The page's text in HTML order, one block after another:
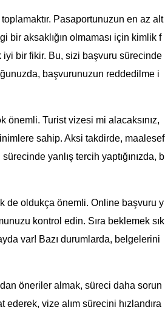
Pasaportunuzun en az alt
bir aksaklığın olmaması için kimlik f
bir fikir. Bu, sizi başvuru sürecinde
başvurunuzun reddedilme i
Turist vizesi mi alacaksınız,
sahip. Aksi takdirde, maalesef
yanlış tercih yaptığınızda, b
de oldukça önemli. Online başvuru y
kontrol edin. Sıra beklemek sık
var! Bazı durumlarda, belgelerini
öneriler almak, süreci daha sorun
vize alım sürecini hızlandıra